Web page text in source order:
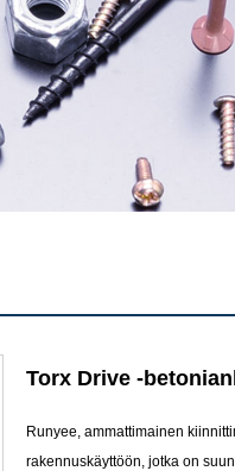
Torx Drive -
Runyee, ammattimainen
rakennuskäyttöön, jotka on